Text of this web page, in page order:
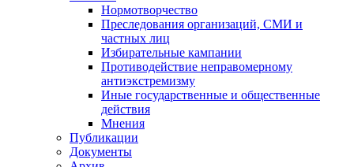
Нормотворчество
Преследования организаций, СМИ и
частных лиц
Избирательные кампании
Противодействие неправомерному
антиэкстремизму
Иные государственные и общественные
действия
Мнения
Публикации
Документы